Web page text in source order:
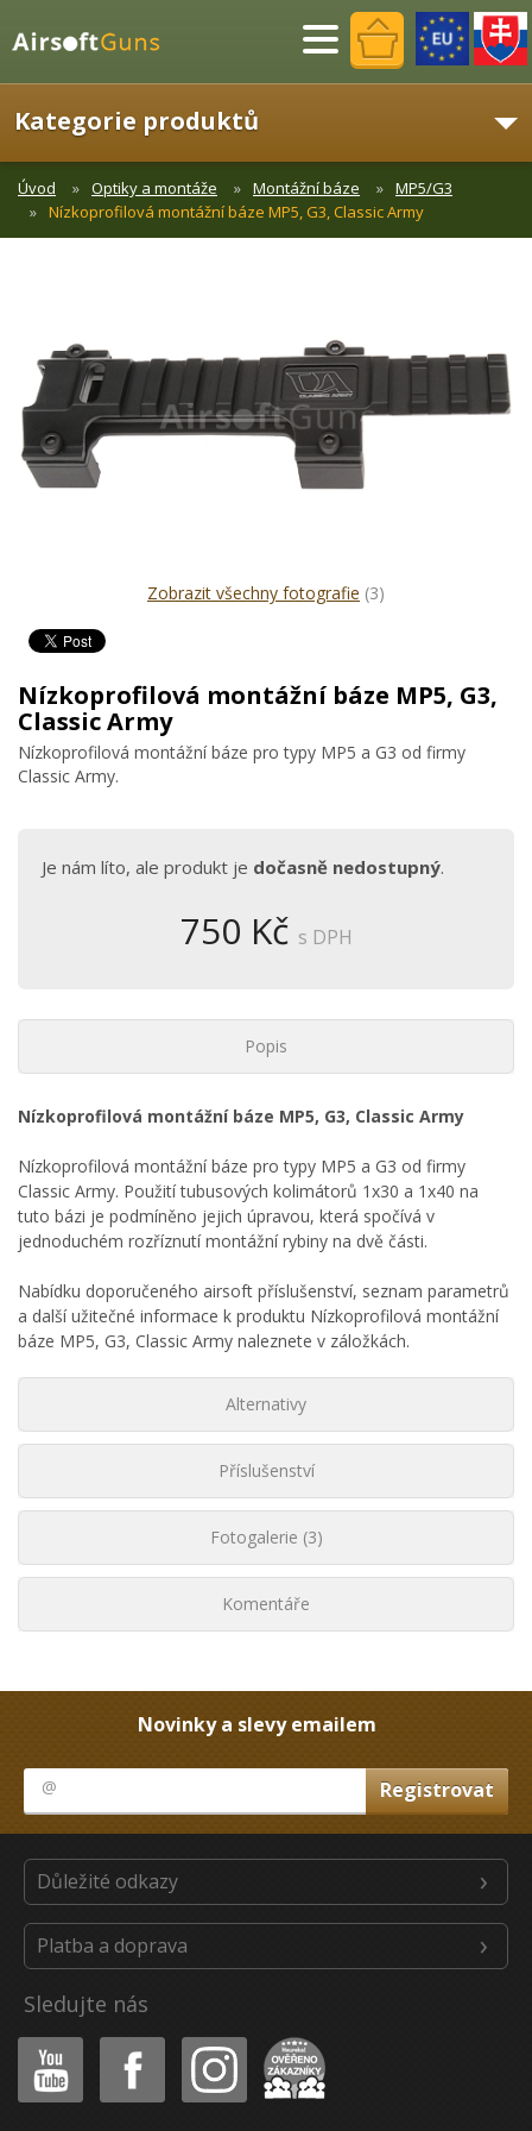
Menu
Kategorie produktů
Úvod Optiky a montáže Montážní báze
MP5/G3
Nízkoprofilová montážní báze MP5, G3, Classic Army
Zobrazit všechny fotografie (3)
Nízkoprofilová montážní báze MP5, G3,
Classic Army
Nízkoprofilová montážní báze pro typy MP5 a G3 od firmy
Classic Army.
Je nám líto, ale produkt je dočasně nedostupný.
750 Kč s DPH
Popis
Nízkoprofilová montážní báze MP5, G3, Classic Army
Nízkoprofilová montážní báze pro typy MP5 a G3 od firmy
Classic Army. Použití tubusových kolimátorů 1x30 a 1x40 na
tuto bázi je podmíněno jejich úpravou, která spočívá v
jednoduchém rozříznutí montážní rybiny na dvě části.
Nabídku doporučeného airsoft příslušenství, seznam parametrů
a další užitečné informace k produktu Nízkoprofilová montážní
báze MP5, G3, Classic Army naleznete v záložkách.
Alternativy
Příslušenství
Fotogalerie (3)
Komentáře
Novinky a slevy emailem
Důležité odkazy
Platba a doprava
Sledujte nás
Youtube Facebook Instagram Heureka